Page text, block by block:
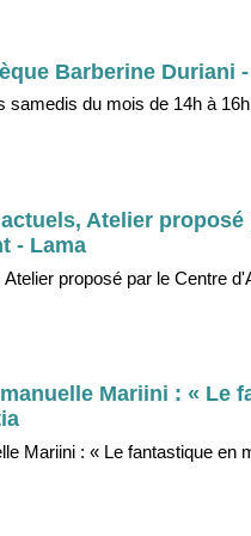
Barberine Duriani
samedis du mois de 14h à
Atelier
- Lama
proposé par le Centre
Mariini : « Le
Mariini : « Le fantastique en